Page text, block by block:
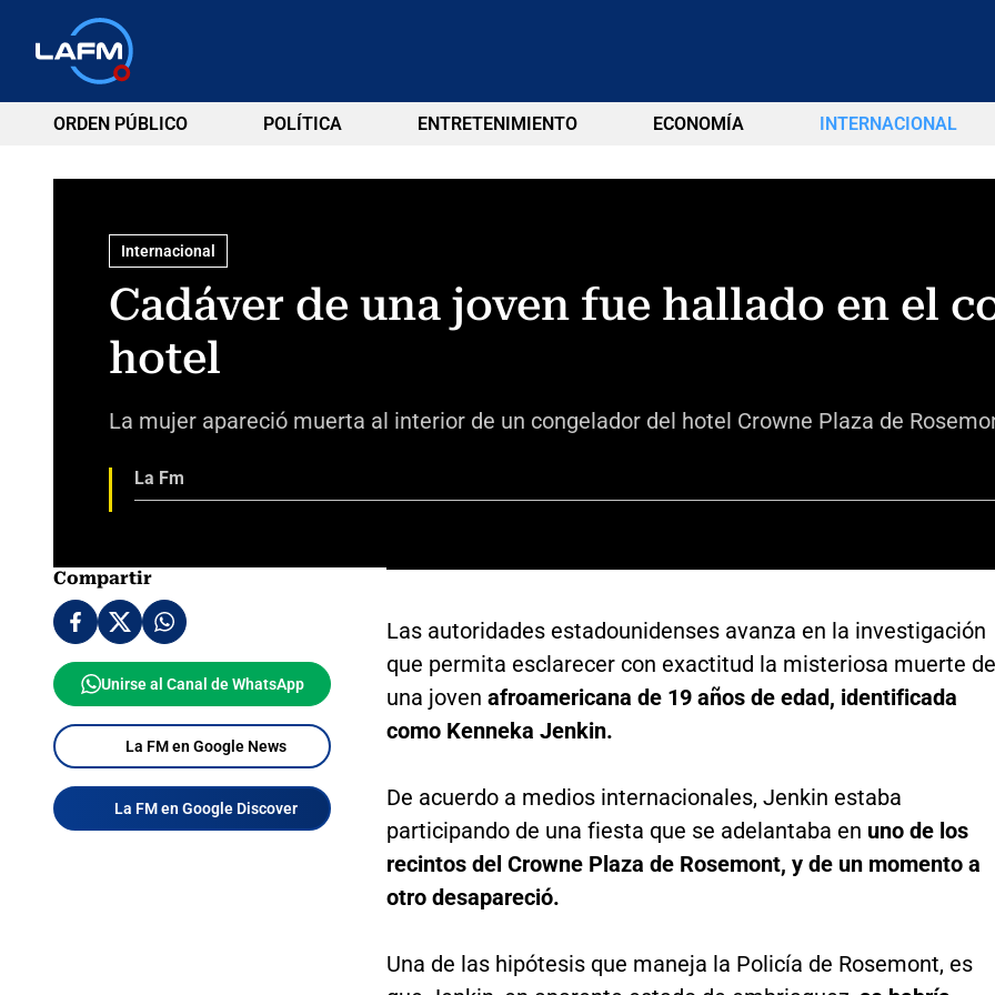
ORDEN PÚBLICO POLÍTICA ENTRETENIMIENTO ECONOMÍA INTERNACIONAL
Internacional
Cadáver de una joven fue hallado en el
hotel
La mujer apareció muerta al interior de un congelador del hotel Crowne Plaza de
La Fm
Compartir
Unirse al Canal de WhatsApp
La FM en Google News
La FM en Google Discover
Las autoridades estadounidenses avanza en la investigación
que permita esclarecer con exactitud la misteriosa muerte de
una joven afroamericana de 19 años de edad, identificada
como Kenneka Jenkin.
De acuerdo a medios internacionales, Jenkin estaba
participando de una fiesta que se adelantaba en uno de los
recintos del Crowne Plaza de Rosemont, y de un momento a
otro desapareció.
Una de las hipótesis que maneja la Policía de Rosemont, es